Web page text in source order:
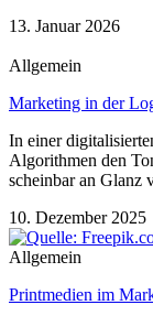
13. Januar 2026
Allgemein
Marketing in der
In einer
Algorithmen den
scheinbar an Glanz
10. Dezember 2025
Allgemein
Printmedien im